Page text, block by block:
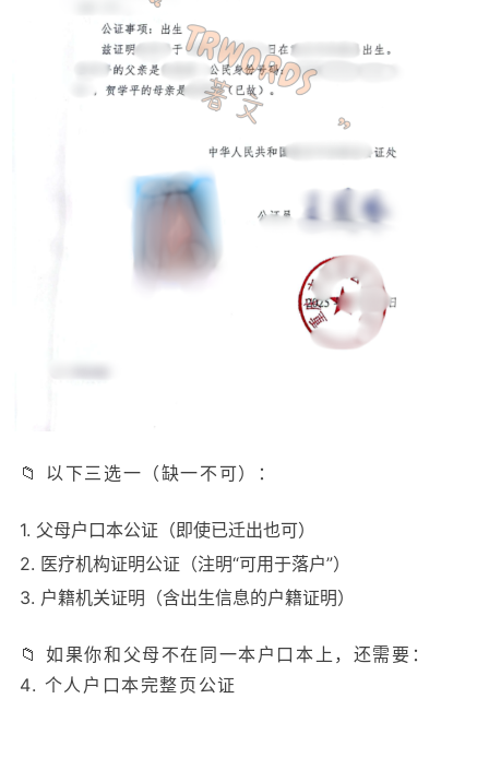
📁 以下三选一（缺一不可）：
1. 父母户口本公证（即使已迁出也可）
2. 医疗机构证明公证（注明“可用于落户”）
3. 户籍机关证明（含出生信息的户籍证明）
📁 如果你和父母不在同一本户口本上，还需要：
4. 个人户口本完整页公证